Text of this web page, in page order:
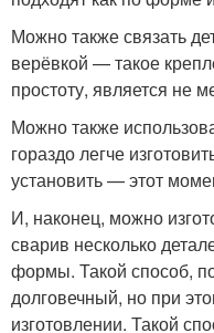
Можно также связать
верёвкой — такое
простоту, является не
Можно также
гораздо легче
установить — этот
И, наконец, можно
сварив несколько
формы. Такой способ,
долговечный, но при
изготовлении. Такой